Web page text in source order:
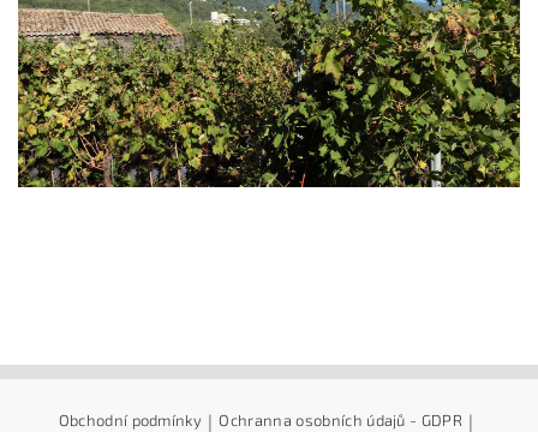
Obchodní podmínky | Ochranna osobních údajů - GDPR |